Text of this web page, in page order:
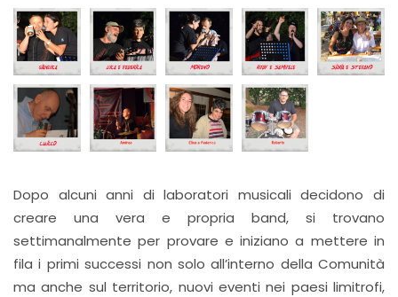
Dopo alcuni anni di laboratori musicali decidono di
creare una vera e propria band, si trovano
settimanalmente per provare e iniziano a mettere in
fila i primi successi non solo all’interno della Comunità
ma anche sul territorio, nuovi eventi nei paesi limitrofi,